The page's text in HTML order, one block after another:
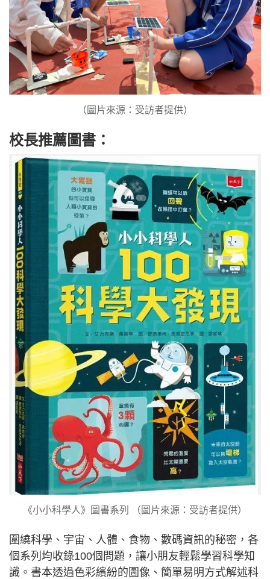
（圖片來源：受訪者提供）
校長推薦圖書：
《小小科學人》圖書系列 （圖片來源：受訪者提供）
圍繞科學、宇宙、人體、食物、數碼資訊的秘密，各
個系列均收錄100個問題，讓小朋友輕鬆學習科學知
識。書本透過色彩繽紛的圖像、簡單易明方式解述科